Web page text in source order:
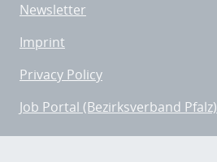
Newsletter
Imprint
Privacy Policy
Job Portal (Bezirksverband Pfalz)